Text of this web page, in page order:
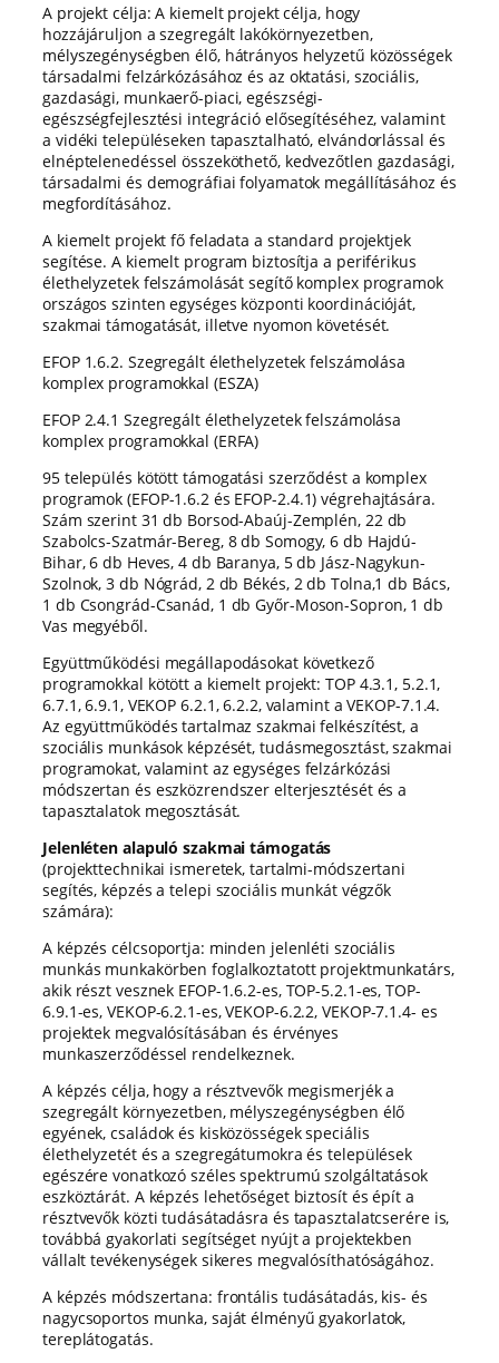
A projekt célja: A kiemelt projekt célja, hogy
hozzájáruljon a szegregált lakókörnyezetben,
mélyszegénységben élő, hátrányos helyzetű közösségek
társadalmi felzárkózásához és az oktatási, szociális,
gazdasági, munkaerő-piaci, egészségi-
egészségfejlesztési integráció elősegítéséhez, valamint
a vidéki településeken tapasztalható, elvándorlással és
elnéptelenedéssel összeköthető, kedvezőtlen gazdasági,
társadalmi és demográfiai folyamatok megállításához és
megfordításához.
A kiemelt projekt fő feladata a standard projektjek
segítése. A kiemelt program biztosítja a periférikus
élethelyzetek felszámolását segítő komplex programok
országos szinten egységes központi koordinációját,
szakmai támogatását, illetve nyomon követését.
EFOP 1.6.2. Szegregált élethelyzetek felszámolása
komplex programokkal (ESZA)
EFOP 2.4.1 Szegregált élethelyzetek felszámolása
komplex programokkal (ERFA)
95 település kötött támogatási szerződést a komplex
programok (EFOP-1.6.2 és EFOP-2.4.1) végrehajtására.
Szám szerint 31 db Borsod-Abaúj-Zemplén, 22 db
Szabolcs-Szatmár-Bereg, 8 db Somogy, 6 db Hajdú-
Bihar, 6 db Heves, 4 db Baranya, 5 db Jász-Nagykun-
Szolnok, 3 db Nógrád, 2 db Békés, 2 db Tolna,1 db Bács,
1 db Csongrád-Csanád, 1 db Győr-Moson-Sopron, 1 db
Vas megyéből.
Együttműködési megállapodásokat következő
programokkal kötött a kiemelt projekt: TOP 4.3.1, 5.2.1,
6.7.1, 6.9.1, VEKOP 6.2.1, 6.2.2, valamint a VEKOP-7.1.4.
Az együttműködés tartalmaz szakmai felkészítést, a
szociális munkások képzését, tudásmegosztást, szakmai
programokat, valamint az egységes felzárkózási
módszertan és eszközrendszer elterjesztését és a
tapasztalatok megosztását.
Jelenléten alapuló szakmai támogatás
(projekttechnikai ismeretek, tartalmi-módszertani
segítés, képzés a telepi szociális munkát végzők
számára):
A képzés célcsoportja: minden jelenléti szociális
munkás munkakörben foglalkoztatott projektmunkatárs,
akik részt vesznek EFOP-1.6.2-es, TOP-5.2.1-es, TOP-
6.9.1-es, VEKOP-6.2.1-es, VEKOP-6.2.2, VEKOP-7.1.4- es
projektek megvalósításában és érvényes
munkaszerződéssel rendelkeznek.
A képzés célja, hogy a résztvevők megismerjék a
szegregált környezetben, mélyszegénységben élő
egyének, családok és kisközösségek speciális
élethelyzetét és a szegregátumokra és települések
egészére vonatkozó széles spektrumú szolgáltatások
eszköztárát. A képzés lehetőséget biztosít és épít a
résztvevők közti tudásátadásra és tapasztalatcserére is,
továbbá gyakorlati segítséget nyújt a projektekben
vállalt tevékenységek sikeres megvalósíthatóságához.
A képzés módszertana: frontális tudásátadás, kis- és
nagycsoportos munka, saját élményű gyakorlatok,
tereplátogatás.